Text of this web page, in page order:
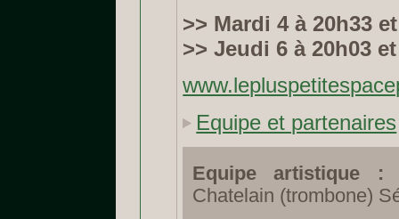
>> Mardi 4 à 20h33
>> Jeudi 6 à 20h03
Equipe et partenaires
Equipe artistique :
Chatelain (trombone)